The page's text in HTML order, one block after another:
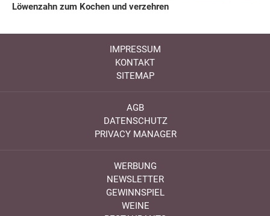
Löwenzahn zum Kochen und verzehren
IMPRESSUM
KONTAKT
SITEMAP
AGB
DATENSCHUTZ
PRIVACY MANAGER
WERBUNG
NEWSLETTER
GEWINNSPIEL
WEINE